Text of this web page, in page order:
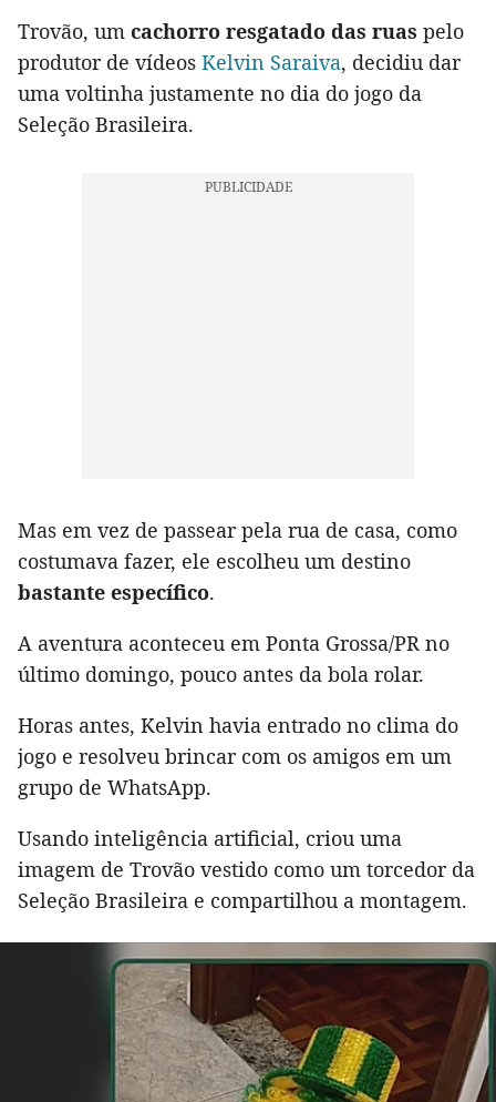
Trovão, um cachorro resgatado das ruas pelo
produtor de vídeos Kelvin Saraiva, decidiu dar
uma voltinha justamente no dia do jogo da
Seleção Brasileira.
Mas em vez de passear pela rua de casa, como
costumava fazer, ele escolheu um destino
bastante específico.
A aventura aconteceu em Ponta Grossa/PR no
último domingo, pouco antes da bola rolar.
Horas antes, Kelvin havia entrado no clima do
jogo e resolveu brincar com os amigos em um
grupo de WhatsApp.
Usando inteligência artificial, criou uma
imagem de Trovão vestido como um torcedor da
Seleção Brasileira e compartilhou a montagem.